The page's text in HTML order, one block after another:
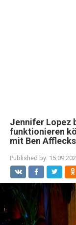
Jennifer Lopez
funktionieren
mit Ben
Published by: